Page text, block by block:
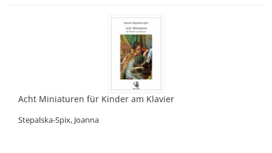
Acht Miniaturen für Kinder am Klavier
Stepalska-Spix, Joanna